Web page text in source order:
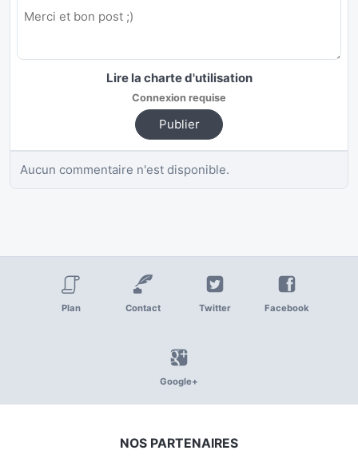
Lire la charte d'utilisation
Connexion requise
Publier
Aucun commentaire n'est disponible.
Plan Contact Twitter Facebook
Google+
NOS PARTENAIRES